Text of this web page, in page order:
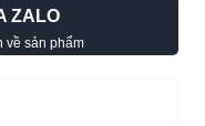
ZALO
về sản phẩm